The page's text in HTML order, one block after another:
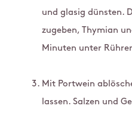
und glasig dünsten.
zugeben, Thymian
Minuten unter
Mit Portwein
lassen. Salzen und